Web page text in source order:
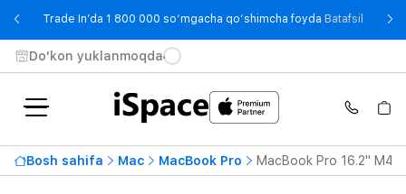
Trade In’da 1 800 000 so‘mgacha qo‘shimcha foyda Batafsil -
Do'kon yuklanmoqda
Bosh sahifa Mac MacBook Pro MacBook Pro 16.2" M4